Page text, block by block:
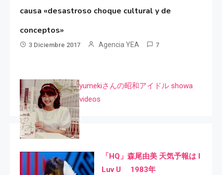
causa «desastroso choque cultural y de
conceptos»
3 Diciembre 2017 Agencia YEA 7
yumekiさんの昭和アイドル showa
videos
「HQ」森尾由美 天気予報は I
Luv U 1983年